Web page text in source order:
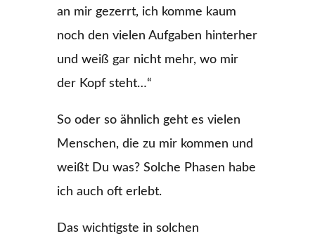
an mir gezerrt, ich komme kaum
noch den vielen Aufgaben hinterher
und weiß gar nicht mehr, wo mir
der Kopf steht…“
So oder so ähnlich geht es vielen
Menschen, die zu mir kommen und
weißt Du was? Solche Phasen habe
ich auch oft erlebt.
Das wichtigste in solchen